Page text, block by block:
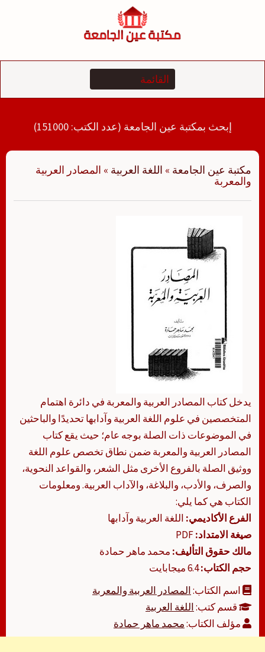
إبحث بمكتبة عين الجامعة (عدد الكتب: 151000)
مكتبة عين الجامعة » اللغة العربية » المصادر العربية
والمعربة
يدخل كتاب المصادر العربية والمعربة في دائرة اهتمام
المتخصصين في علوم اللغة العربية وآدابها تحديدًا والباحثين
في الموضوعات ذات الصلة بوجه عام؛ حيث يقع كتاب
المصادر العربية والمعربة ضمن نطاق تخصص علوم اللغة
ووثيق الصلة بالفروع الأخرى مثل الشعر، والقواعد النحوية،
والصرف، والأدب، والبلاغة، والآداب العربية. ومعلومات
الكتاب هي كما يلي:
الفرع الأكاديمي: اللغة العربية وآدابها
صيغة الامتداد:
مالك حقوق التأليف: محمد ماهر حمادة
حجم الكتاب:6.4 ميجابايت
اسم الكتاب:المصادر العربية والمعربة
قسم كتب:اللغة العربية
مؤلف الكتاب:محمد ماهر حمادة